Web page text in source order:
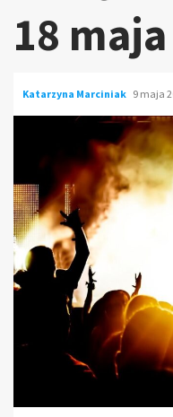
18 maja
Katarzyna Marciniak 9 maja